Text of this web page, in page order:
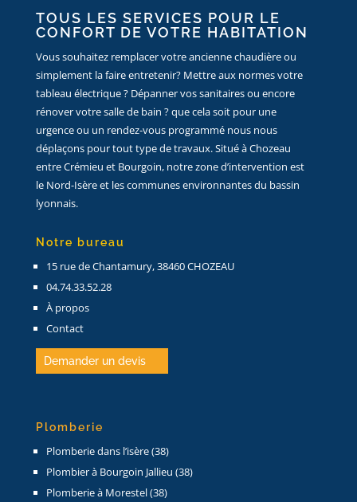
TOUS LES SERVICES POUR LE
CONFORT DE VOTRE HABITATION
Vous souhaitez remplacer votre ancienne chaudière ou
simplement la faire entretenir? Mettre aux normes votre
tableau électrique ? Dépanner vos sanitaires ou encore
rénover votre salle de bain ? que cela soit pour une
urgence ou un rendez-vous programmé nous nous
déplaçons pour tout type de travaux. Situé à Chozeau
entre Crémieu et Bourgoin, notre zone d’intervention est
le Nord-Isère et les communes environnantes du bassin
lyonnais.
Notre bureau
15 rue de Chantamury, 38460 CHOZEAU
04.74.33.52.28
À propos
Contact
Demander un devis
Plomberie
Plomberie dans l’isère (38)
Plombier à Bourgoin Jallieu (38)
Plomberie à Morestel (38)